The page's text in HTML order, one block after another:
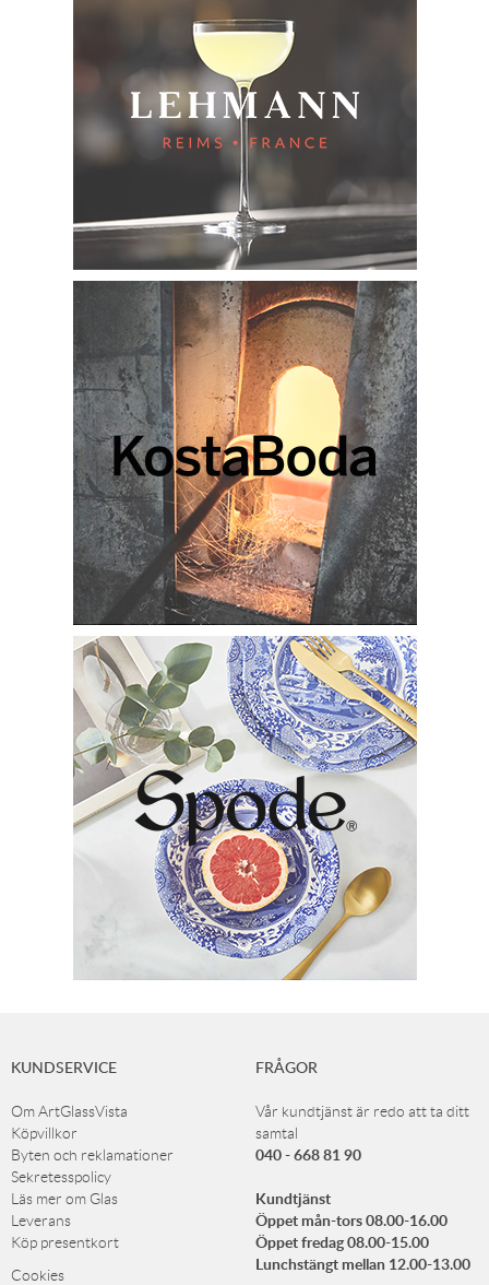
KUNDSERVICE
Om ArtGlassVista
Köpvillkor
Byten och reklamationer
Sekretesspolicy
Läs mer om Glas
Leverans
Köp presentkort
Cookies
FRÅGOR
Vår kundtjänst är redo att ta ditt
samtal
040 - 668 81 90
Kundtjänst
Öppet mån-tors 08.00-16.00
Öppet fredag 08.00-15.00
Lunchstängt mellan 12.00-13.00